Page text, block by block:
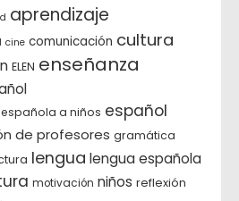
aprendizaje
cine comunicación cultura
ELEN enseñanza
a niños español
de profesores gramática
lengua lengua española
motivación niños reflexión